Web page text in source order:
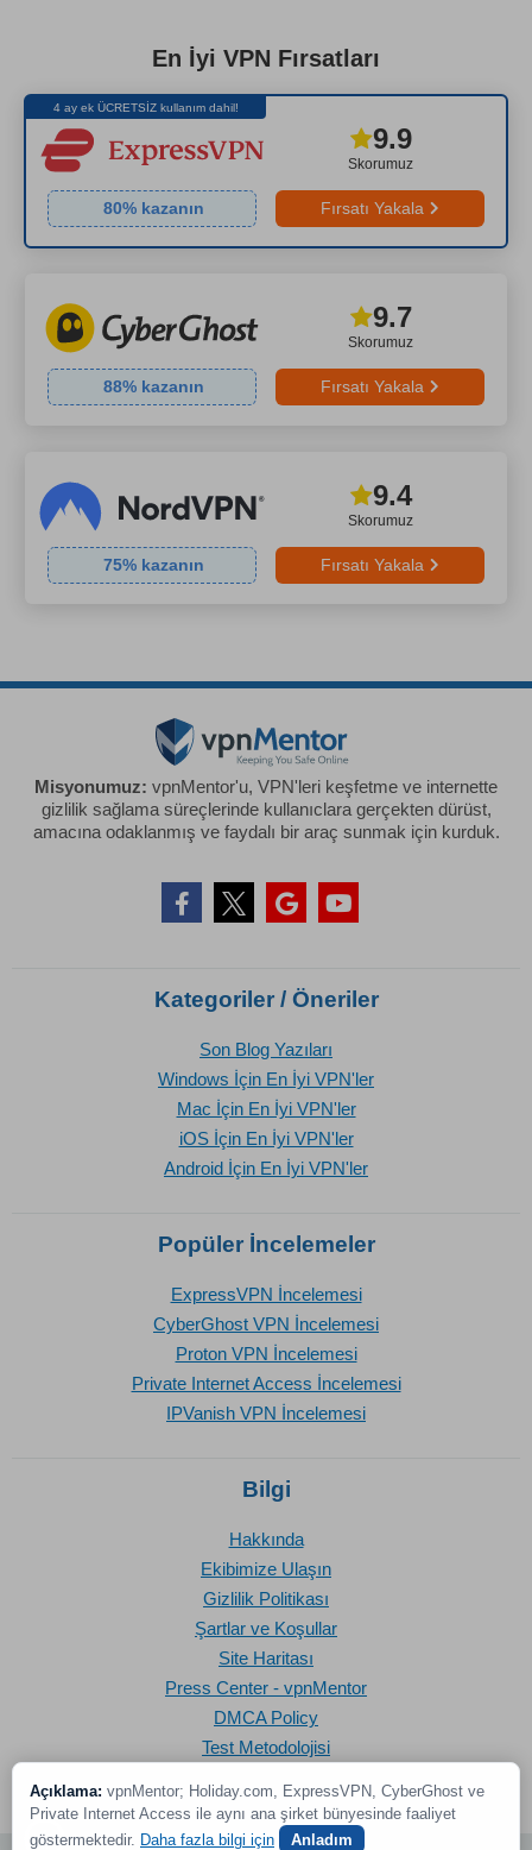
En İyi VPN Fırsatları
4 ay ek ÜCRETSİZ kullanım dahil!
Skorumuz
9.9
80% kazanın Fırsatı Yakala
Skorumuz
9.7
88% kazanın Fırsatı Yakala
Skorumuz
9.4
75% kazanın Fırsatı Yakala
Misyonumuz: vpnMentor'u, VPN'leri keşfetme ve internette
gizlilik sağlama süreçlerinde kullanıclara gerçekten dürüst,
amacına odaklanmış ve faydalı bir araç sunmak için kurduk.
Kategoriler / Öneriler
Son Blog Yazıları
Windows İçin En İyi VPN'ler
Mac İçin En İyi VPN'ler
iOS İçin En İyi VPN'ler
Android İçin En İyi VPN'ler
Popüler İncelemeler
ExpressVPN İncelemesi
CyberGhost VPN İncelemesi
Proton VPN İncelemesi
Private Internet Access İncelemesi
IPVanish VPN İncelemesi
Bilgi
Hakkında
Ekibimize Ulaşın
Gizlilik Politikası
Şartlar ve Koşullar
Site Haritası
Press Center - vpnMentor
DMCA Policy
Test Metodolojisi
Açıklama: vpnMentor; Holiday.com, ExpressVPN, CyberGhost ve
Private Internet Access ile aynı ana şirket bünyesinde faaliyet
göstermektedir. Daha fazla bilgi için Anladım